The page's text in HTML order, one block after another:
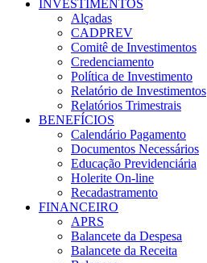
INVESTIMENTOS
Alçadas
CADPREV
Comitê de Investimentos
Credenciamento
Política de Investimento
Relatório de Investimentos
Relatórios Trimestrais
BENEFÍCIOS
Calendário Pagamento
Documentos Necessários
Educação Previdenciária
Holerite On-line
Recadastramento
FINANCEIRO
APRS
Balancete da Despesa
Balancete da Receita